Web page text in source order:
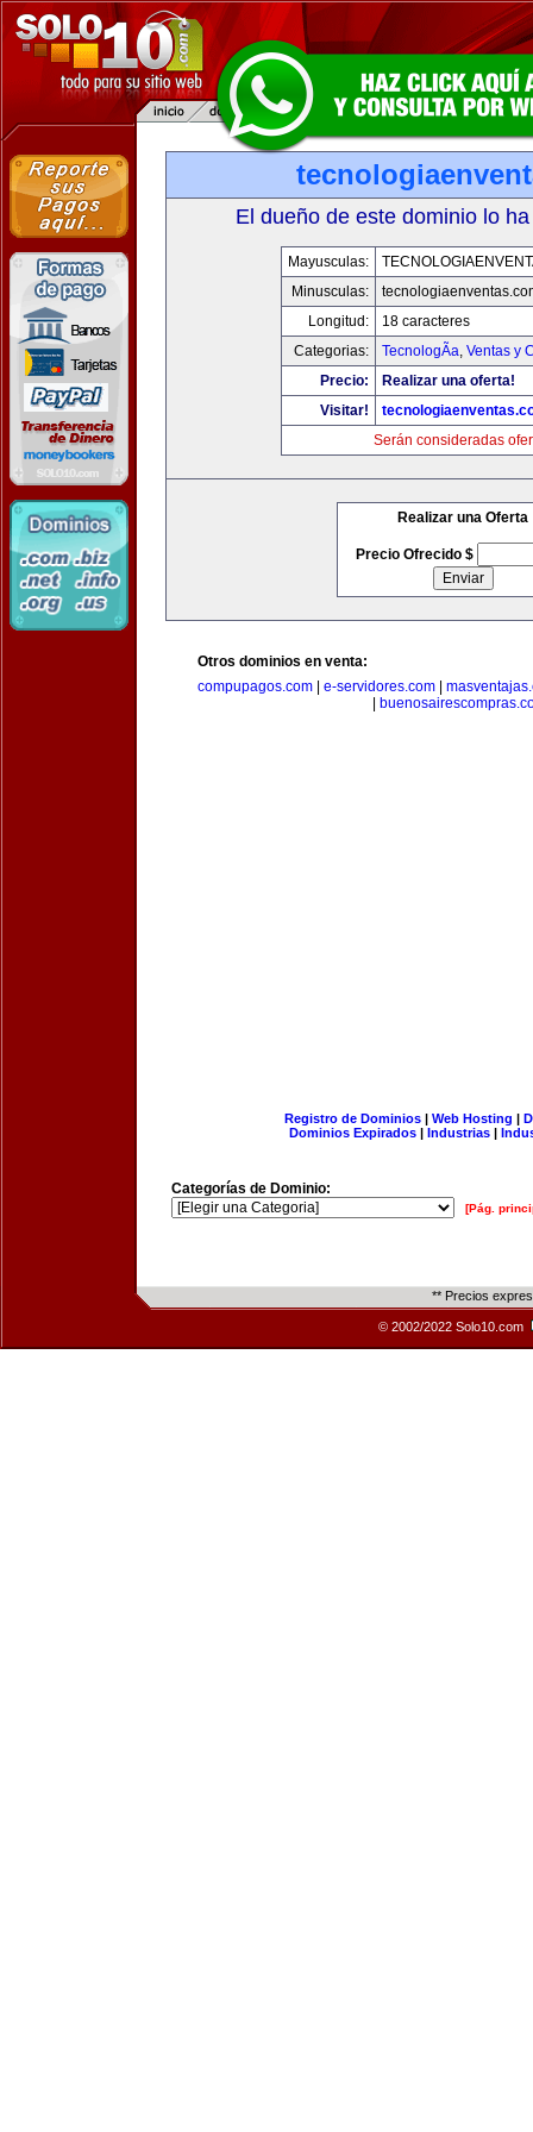
El dueño de este dominio lo
Mayusculas:
Minusculas:
Longitud:
18 caracteres
Categorias:
TecnologÃ­a, Ventas y
Precio:
Realizar una oferta!
Visitar!
Serán consideradas
Realizar una Oferta
Precio Ofrecido $
Otros dominios en venta:
compupagos.com
e-servidores.com
Registro de Dominios| Web Hosting |
Dominios Expirados | Industrias |
Categorías de Dominio:
[Pág.
** Precios
© 2002/2022 Solo10.com